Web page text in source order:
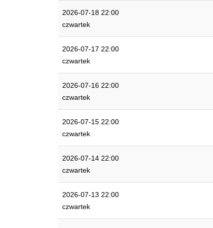
2026-07-18 22:00
czwartek
2026-07-17 22:00
czwartek
2026-07-16 22:00
czwartek
2026-07-15 22:00
czwartek
2026-07-14 22:00
czwartek
2026-07-13 22:00
czwartek